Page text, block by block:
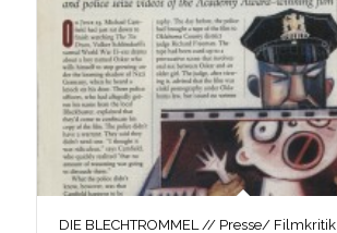
DIE BLECHTROMMEL // Presse/ Filmkritik